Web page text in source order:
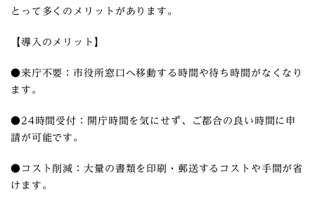
とって多くのメリットがあります。
【導入のメリット】
●来庁不要：市役所窓口へ移動する時間や待ち時間がなくなり
ます。
●24時間受付：開庁時間を気にせず、ご都合の良い時間に申
請が可能です。
●コスト削減：大量の書類を印刷・郵送するコストや手間が省
けます。